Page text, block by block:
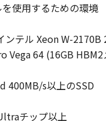
使用するための環境
ンテル Xeon W-2170B
Vega 64 (16GB
400MB/s以上のSSD
チップ以上